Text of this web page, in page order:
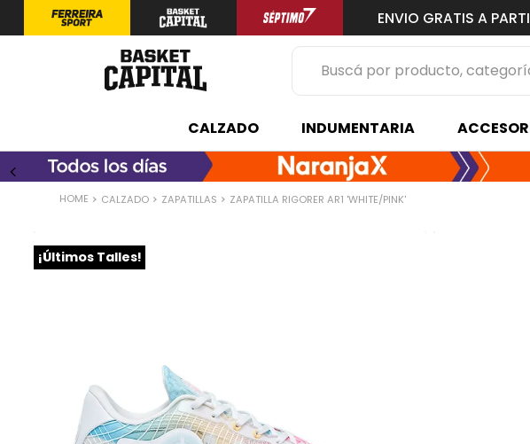
ENVIO GRATIS A
Buscá por producto, categoría o
CALZADO INDUMENTARIA
CALZADO ZAPATILLAS ZAPATILLA RIGORER AR1 'WHITE/PINK'
¡Últimos Talles!
2.
niño
3.
zapatillas